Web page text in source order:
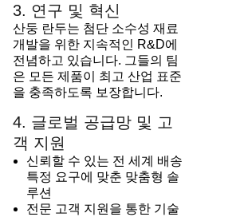
3. 연구 및 혁신
산둥 란두는 첨단 소수성 재료
개발을 위한 지속적인 R&D에
전념하고 있습니다. 그들의 팀
은 모든 제품이 최고 산업 표준
을 충족하도록 보장합니다.
4. 글로벌 공급망 및 고
객 지원
신뢰할 수 있는 전 세계 배송
특정 요구에 맞춘 맞춤형 솔
루션
전문 고객 지원을 통한 기술